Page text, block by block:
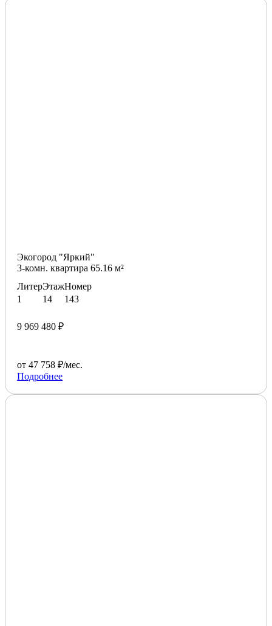
Экогород "Яркий"
3-комн. квартира 65.16 м²
Литер
1
Этаж
14
Номер
143
9 969 480 ₽
от 47 758 ₽/мес.
Подробнее